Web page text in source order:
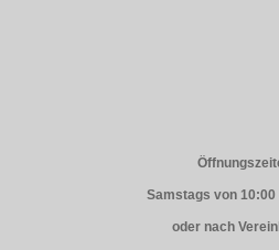
Samstags von 10:00
oder nach